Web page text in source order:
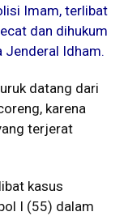
Imam, terlibat
dan dihukum
Jenderal Idham.
datang dari
karena
terjerat
kasus
I (55) dalam